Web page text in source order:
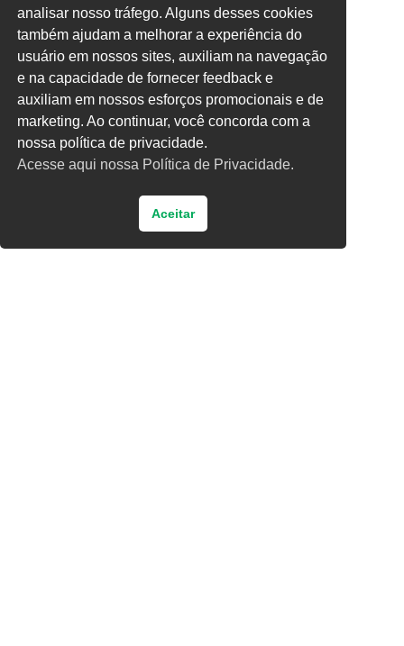
analisar nosso tráfego. Alguns desses cookies
também ajudam a melhorar a experiência do
usuário em nossos sites, auxiliam na navegação
e na capacidade de fornecer feedback e
auxiliam em nossos esforços promocionais e de
marketing. Ao continuar, você concorda com a
nossa política de privacidade.
Acesse aqui nossa Política de Privacidade.
Aceitar